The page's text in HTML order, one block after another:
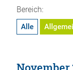
Bereich:
Alle